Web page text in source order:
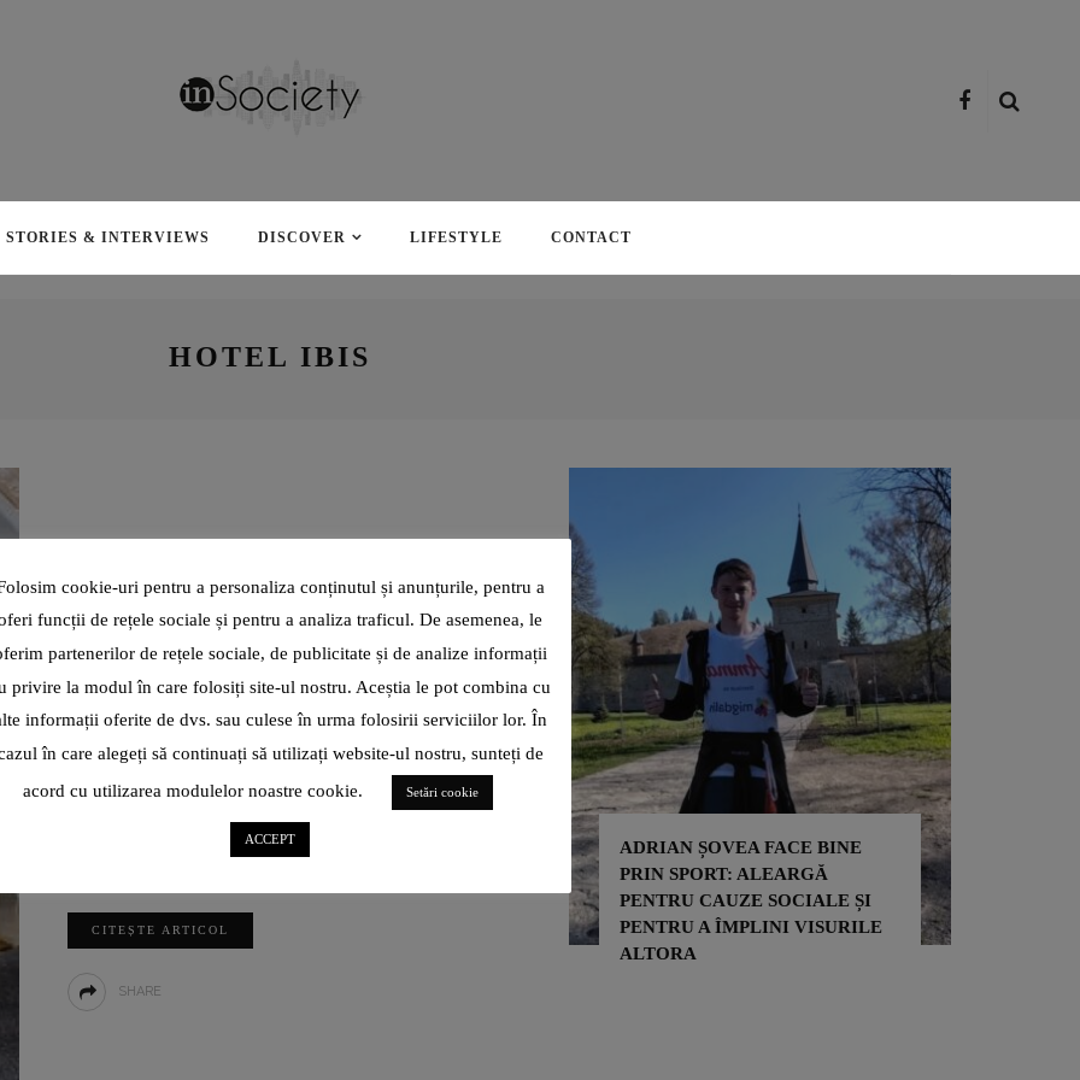
STORIES & INTERVIEWS DISCOVER LIFESTYLE CONTACT
HOTEL IBIS
ORA EXACTĂ ÎN TURISMUL
ROMÂNESC DE LA HOTELIERUL
ANULUI ÎN 2011, CĂLIN ILE: „POATE
CĂ A SOSIT TIMPUL CA TURISMUL
SĂ FIE FĂCUT MAI MULT DE CĂTRE
SECTORUL PRIVAT ȘI NU DE CĂTRE
STAT.”
„Eu nu mă atașez de lucruri, ci de oameni, așa că mă simt bine
CITEȘTE ARTICOL
SHARE
ALUATUL DE PIZZA L-A
HOLICOV DE LA DI NAPO, LA
40 DE ANI: „AM INVESTIT ÎN
ACEST PRODUS TOATE
ELEMENTELE PE CARE
DORINȚĂ, DRAGOSTE!”
ADRIAN ȘOVEA FACE BINE
PRIN SPORT: ALEARGĂ
PENTRU CAUZE SOCIALE ȘI
PENTRU A ÎMPLINI VISURILE
ALTORA
cookie-uri pentru a personaliza conținutul și anunțurile, pentru a
funcții de rețele sociale și pentru a analiza traficul. De asemenea, le
partenerilor de rețele sociale, de publicitate și de analize informații
privire la modul în care folosiți site-ul nostru. Aceștia le pot combina cu
informații oferite de dvs. sau culese în urma folosirii serviciilor lor. În
în care alegeți să continuați să utilizați website-ul nostru, sunteți de
acord cu utilizarea modulelor noastre cookie.
Setări cookie
ACCEPT